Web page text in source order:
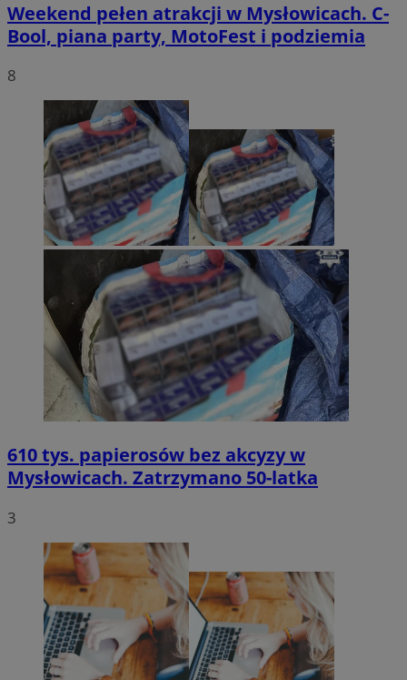
Weekend pełen atrakcji w Mysłowicach. C-
Bool, piana party, MotoFest i podziemia
8
610 tys. papierosów bez akcyzy w
Mysłowicach. Zatrzymano 50-latka
3